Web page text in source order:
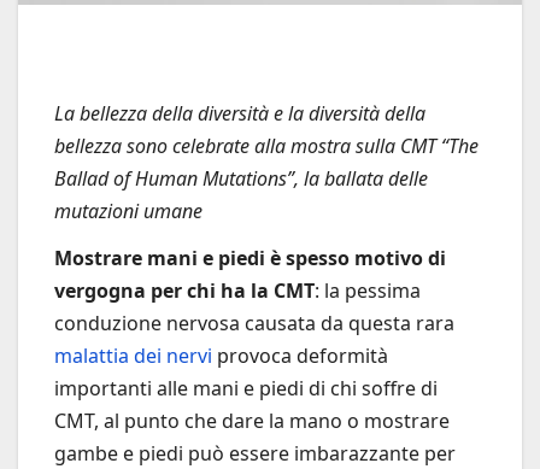
La bellezza della diversità e la diversità della
bellezza sono celebrate alla mostra sulla CMT “The
Ballad of Human Mutations”, la ballata delle
mutazioni umane
Mostrare mani e piedi è spesso motivo di
vergogna per chi ha la CMT: la pessima
conduzione nervosa causata da questa rara
malattia dei nervi provoca deformità
importanti alle mani e piedi di chi soffre di
CMT, al punto che dare la mano o mostrare
gambe e piedi può essere imbarazzante per